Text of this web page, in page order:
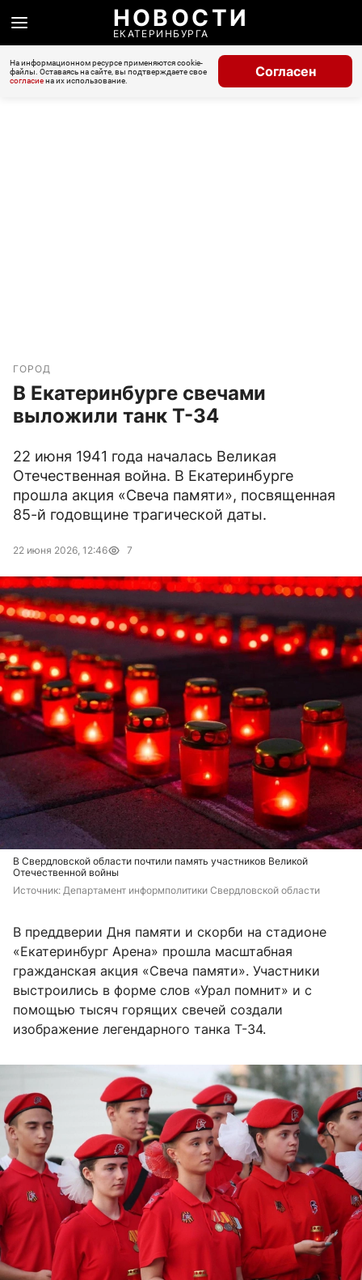
НОВОСТИ
ЕКАТЕРИНБУРГА
На информационном ресурсе применяются cookie-
файлы. Оставаясь на сайте, вы подтверждаете свое
согласиена их использование.
Согласен
ГОРОД
В Екатеринбурге свечами
выложили танк Т-34
22 июня 1941 года началась Великая
Отечественная война. В Екатеринбурге
прошла акция «Свеча памяти», посвященная
85-й годовщине трагической даты.
22 июня 2026, 12:46 7
В Свердловской области почтили память участников Великой
Отечественной войны
Источник: Департамент информполитики Свердловской области
В преддверии Дня памяти и скорби на стадионе
«Екатеринбург Арена» прошла масштабная
гражданская акция «Свеча памяти». Участники
выстроились в форме слов «Урал помнит» и с
помощью тысяч горящих свечей создали
изображение легендарного танка Т-34.